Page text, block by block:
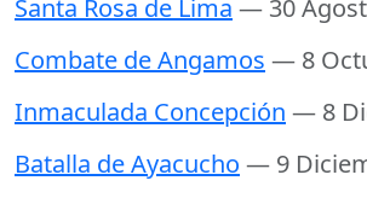
Santa Rosa de Lima — 30
Combate de Angamos — 8
Inmaculada Concepción — 8
Batalla de Ayacucho — 9